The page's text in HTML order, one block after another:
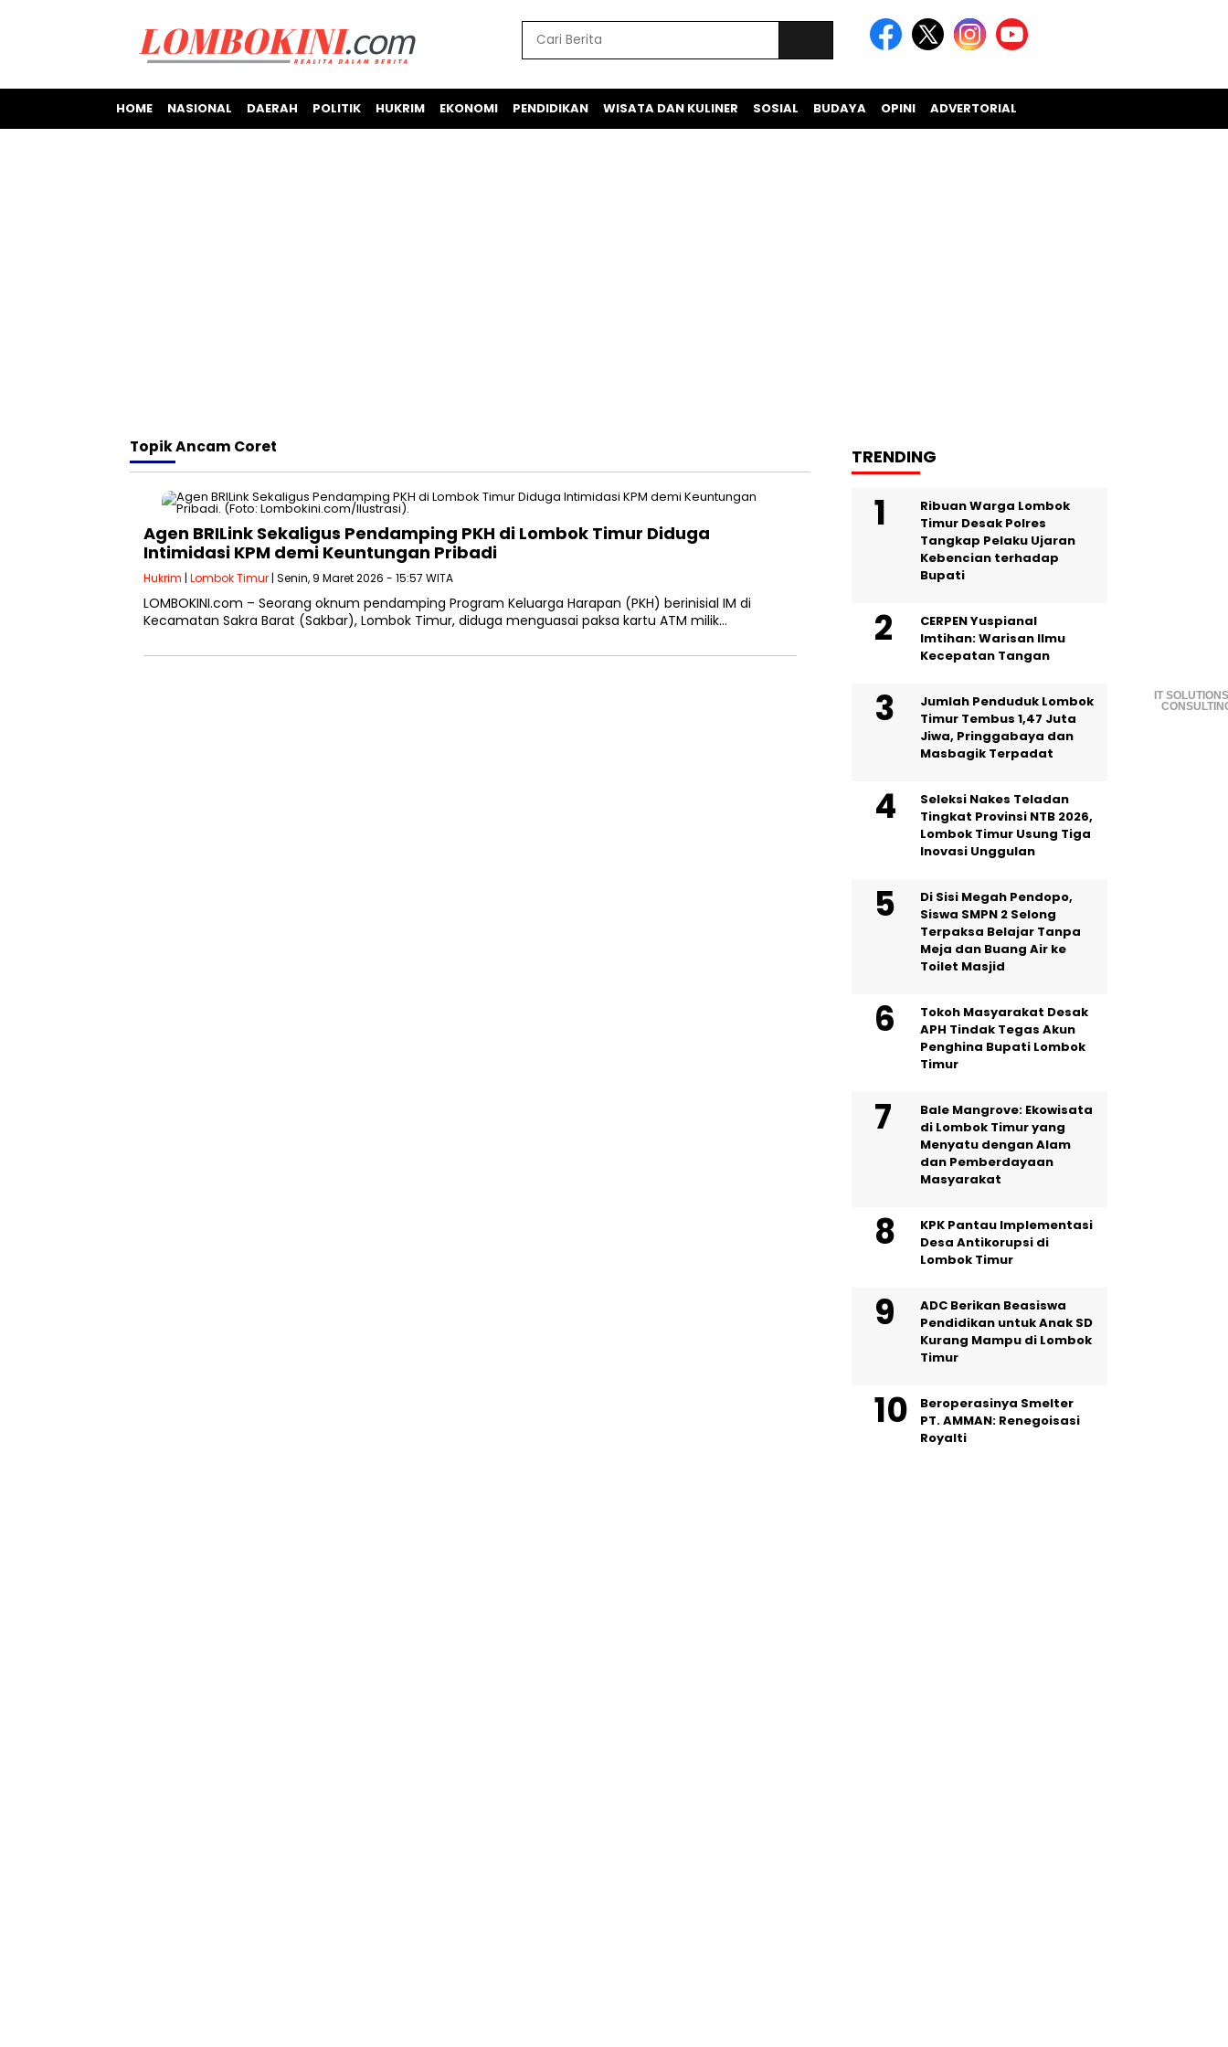
HOME NASIONAL DAERAH POLITIK HUKRIM EKONOMI PENDIDIKAN WISATA DAN KULINER SOSIAL BUDAYA OPINI ADVERTORIAL
IT
TopikAncam Coret
Agen BRILink Sekaligus Pendamping PKH di Lombok Timur Diduga
Intimidasi KPM demi Keuntungan Pribadi
Hukrim | Lombok Timur | Senin, 9 Maret 2026 - 15:57 WITA
LOMBOKINI.com – Seorang oknum pendamping Program Keluarga Harapan (PKH) berinisial IM di
Kecamatan Sakra Barat (Sakbar), Lombok Timur, diduga menguasai paksa kartu ATM milik…
TRENDING
Ribuan Warga Lombok
Timur Desak Polres
Tangkap Pelaku Ujaran
Kebencian terhadap
Bupati
CERPEN Yuspianal
Imtihan: Warisan Ilmu
Kecepatan Tangan
Jumlah Penduduk Lombok
Timur Tembus 1,47 Juta
Jiwa, Pringgabaya dan
Masbagik Terpadat
Seleksi Nakes Teladan
Tingkat Provinsi NTB 2026,
Lombok Timur Usung Tiga
Inovasi Unggulan
Di Sisi Megah Pendopo,
Siswa SMPN 2 Selong
Terpaksa Belajar Tanpa
Meja dan Buang Air ke
Toilet Masjid
Tokoh Masyarakat Desak
APH Tindak Tegas Akun
Penghina Bupati Lombok
Timur
Bale Mangrove: Ekowisata
di Lombok Timur yang
Menyatu dengan Alam
dan Pemberdayaan
Masyarakat
KPK Pantau Implementasi
Desa Antikorupsi di
Lombok Timur
ADC Berikan Beasiswa
Pendidikan untuk Anak SD
Kurang Mampu di Lombok
Timur
Beroperasinya Smelter
PT. AMMAN: Renegoisasi
Royalti